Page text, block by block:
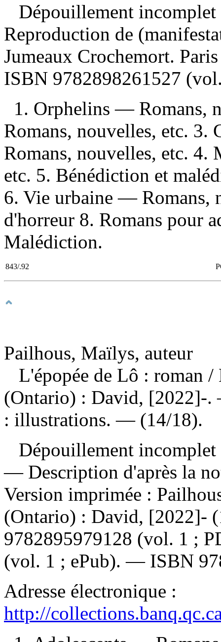
Dépouillement
Reproduction de
Jumeaux Crochemort.
ISBN 9782898261527
1. Orphelins — Romans,
Romans, nouvelles, etc. 3.
Romans, nouvelles, etc.
etc. 5. Bénédiction et
6. Vie urbaine — Romans,
d'horreur 8. Romans pour
Malédiction.
843/.92
Pailhous, Maïlys, auteur
L'épopée de Lô : roman /
(Ontario) : David, [2022]-.
: illustrations. — (14/18).
Dépouillement
— Description d'après la
Version imprimée :
(Ontario) : David,
9782895979128 (vol. 1 ;
(vol. 1 ; ePub). — ISBN
Adresse électronique :
http://